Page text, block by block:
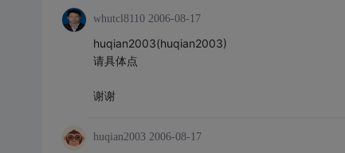
whutcl8110 2006-08-17
huqian2003(huqian2003)
请具体点
谢谢
huqian2003 2006-08-17